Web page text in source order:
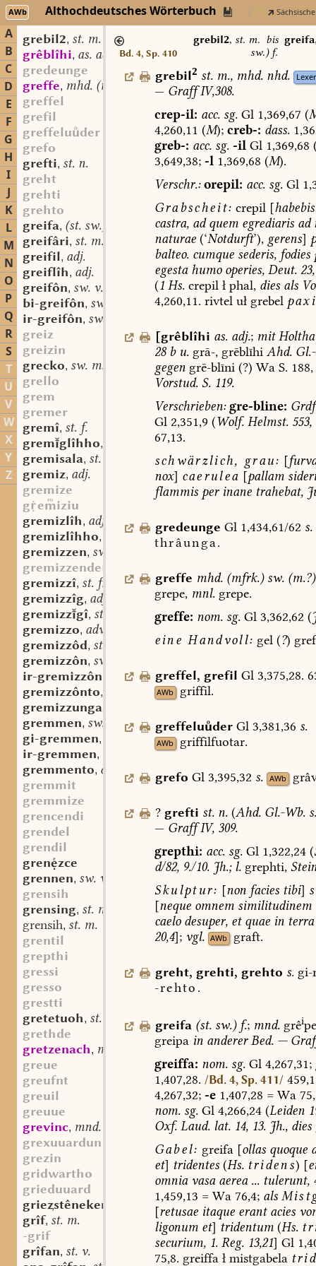
AWb Althochdeutsches Wörterbuch
A
B
C
D
E
F
G
H
I
J
K
L
M
N
O
P
Q
R
S
T
U
V
W
X
Y
Z
grebil2, st. m.
grêblîhi, as. adj.
gredeunge
greffe, mhd. (mfrk.) sw. (m.?)
greffel
grefil
greffeluder
grefo
grefti, st. n.
greht
grehti
grehto
greifa, (st. sw.) f.
greifâri, st. m.
greifil, adj.
greiflîh, adj.
greifôn, sw. v.
bi-greifôn, sw. v.
ir-greifôn, sw. v.
greiz
greizin
grecko, sw. m.
grello
grem
gremer
gremî, st. f.
gremglîhho,
gremisala, st. f.
gremiz, adj.
gremize
geiziu
gremizlîh, adj.
gremizlîhho,
adv.
gremizzen, sw. v.
gremizzender
gremizzî, st. f.
gremizzîg, adj.
gremizzgî, st. f.
gremizzo, adv.
gremizzôd, st. m.
gremizzôn, sw. v.
ir-gremizzôn
sw. v.
gremizzônto,
gremizzunga
gremmen, sw. v.
gi-gremmen,
ir-gremmen,
gremmento, adv.
gremmit
gremmize
grencendi
grendel
grendil
grenzce
grennen, sw. v.
grensih
grensing, st. m.
grensih, st. m.
grentil
grepthi
gressi
gresso
grestti
gretetuoh, st. n.
grethde
gretzenach, mhd. st. (n.?)
greue
greufnt
greuil
greuue
grevinc, mnd. st. m.
grexuuardun
grezin
gridwartho
grieduuard
griestêneken
mfrk. st. n.
grîf, st. m.
-grif
grîfan, st. v.
Bd. 4, Sp. 410
grebil2, st. m. bis greifa
sw.) f.
grebil2 st. m., mhd. nhd. Lexer
— GraffIV,308.
crep-il: acc.sg.Gl1,369,67 (
4,260,11 (M); creb-: dass.
greb-: acc.sg. -ilGl1,369,68
3,649,38; -l1,369,68 (M).
Verschr.: orepil: acc.sg.Gl
Grabscheit: crepil [habebis
castra,ad quemegrediarisad
naturae(‘Notdurft’), gerens]
balteo.cumquesederis,fodies
egestahumooperies,Deut.
(1Hs.crepilłphal, diesals
4,260,11. rivtelułgrebel
[grêblîhi as. adj.; mit
28bu. grā-,grēblīhi Ahd.Gl.-
gegengrē-blīni(?) WaS. 188,
Vorstud.S.119.
Verschrieben: gre-bline:
Gl 2,351,9 (Wolf.Helmst.553,
67,13.
schwärzlich, grau: [
nox] caerulea [pallam
flammisperinanetrahebat,
gredeunge Gl 1,434,61/62 s.
thrâunga.
greffe mhd. (mfrk.) sw. (m.?)
grepe, mnl. grepe.
greffe: nom.sg.Gl3,362,62 (
eine Handvoll: gel (?)
greffel, grefil Gl 3,375,28.
AWb griffil.
greffeluder Gl 3,381,36 s.
AWb griffilfuotar.
grefo Gl 3,395,32 s. AWb
? grefti st. n. (Ahd. Gl.-Wb.
— GraffIV, 309.
grepthi: acc.sg.Gl1,322,24(
d/82, 9./10.Jh.;l.grephti,
Skulptur: [nonfaciestibi]
[nequeomnem similitudinem
caelodesuper,etquaeinterra
20,4]; vgl. AWb graft.
greht, grehti, grehto s. gi-
-rehto.
greifa (st. sw.) f.; mnd. grêi
greipa inandererBed.—
greiffa: nom.sg.Gl4,267,31;
1,407,28. /Bd. 4, Sp. 411/
4,267,32; -e1,407,28 =Wa
nom.sg.Gl4,266,24(Leiden
Oxf.Laud.lat.14,13.Jh.,dies
Gabel: greifa[ollasquoque
et] tridentes(Hs. tridens) [
omniavasa aerea...tulerunt,
1,459,13 =Wa 76,4; als
[retusaeitaqueerantacies
ligonumet] tridentum(Hs.
securium,1.Reg.13,21] Gl
75,8. greiffałmistgabela